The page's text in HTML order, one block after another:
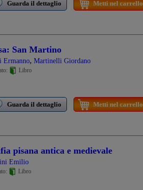
Guarda il dettaglio Metti nel carrello
San Martino
Ermanno, Martinelli Giordano
Libro
Guarda il dettaglio Metti nel carrello
pisana antica e medievale
Emilio
Libro